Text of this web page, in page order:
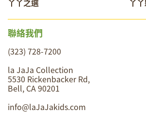
丫
丫丫之選
聯絡我們
(323) 728-7200
la JaJa Collection
5530 Rickenbacker Rd,
Bell, CA 90201
info@laJaJakids.com